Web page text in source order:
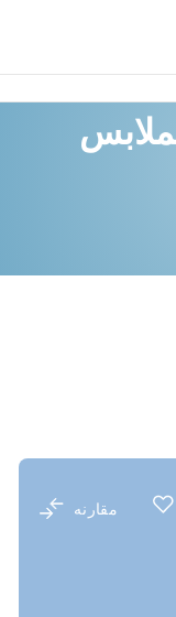
مقارنه